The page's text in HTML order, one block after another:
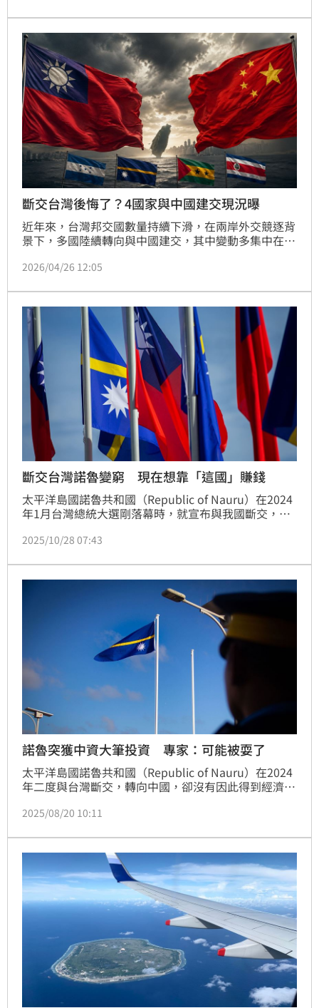
專家指出，此類更名如土耳其與史瓦帝尼，雖能展現民
族自豪感，但國際社會重新適應仍需時間。這場正名運
動也引發全球對國家品牌與歷史地位的關注。
斷交台灣後悔了？4國家與中國建交現況曝
近年來，台灣邦交國數量持續下滑，在兩岸外交競逐背
景下，多國陸續轉向與中國建交，其中變動多集中在
斷交並轉向中國，讓台灣邦交國數量降至約12國；再往
與中國建交，主因涉及經濟援助與建設條件未能談攏；
2021年，尼加拉瓜宣布與台灣斷交，恢復與中國外交
關係，並承認「一個中國」原則。
2026/04/26 12:05
斷交台灣諾魯變窮 現在想靠「這國」賺錢
太平洋島國諾魯共和國（Republic of Nauru）在2024
年1月台灣總統大選剛落幕時，就宣布與我國斷交，並
年初才傳出，諾魯因氣候變遷、海平面上升，面臨滅島
近日諾魯又找到一個新的收入來源，與澳洲簽署了一份
價值2.5億美元（約76億新台幣）的MOU，將助澳洲安
2025/10/28 07:43
諾魯突獲中資大筆投資 專家：可能被耍了
太平洋島國諾魯共和國（Republic of Nauru）在2024
年二度與台灣斷交，轉向中國，卻沒有因此得到經濟援
布與一家中國公司簽署一項利潤豐厚的商業協議。對
反雙方簽署的安全條約。不過，澳媒與太平洋事務分析
家卻認為，諾魯可能是被耍了。
2025/08/20 10:11